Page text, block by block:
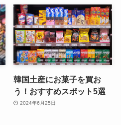
韓国土産にお菓子を買お
う！おすすめスポット5選
2024年6月25日